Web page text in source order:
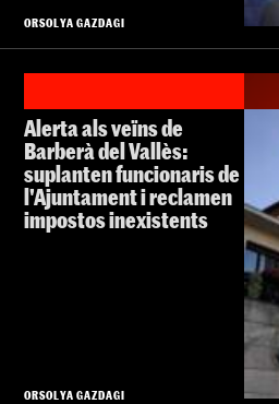
ORSOLYA GAZDAGI
Alerta als veïns de
Barberà del Vallès:
suplanten funcionaris de
l'Ajuntament i reclamen
impostos inexistents
ORSOLYA GAZDAGI